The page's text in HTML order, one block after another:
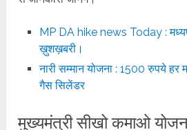
MP DA hike news Today :
ख़ुशख़बरी।
नारी सम्मान योजना : 1500 रुपये हर
गैस सिलेंडर
मुख्यमंत्री सीखो कमाओ